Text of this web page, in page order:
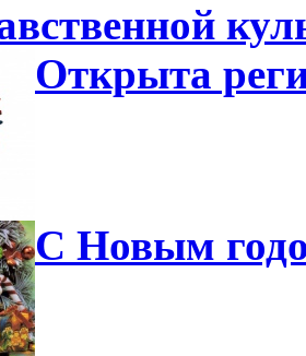
Открыта
С Новым